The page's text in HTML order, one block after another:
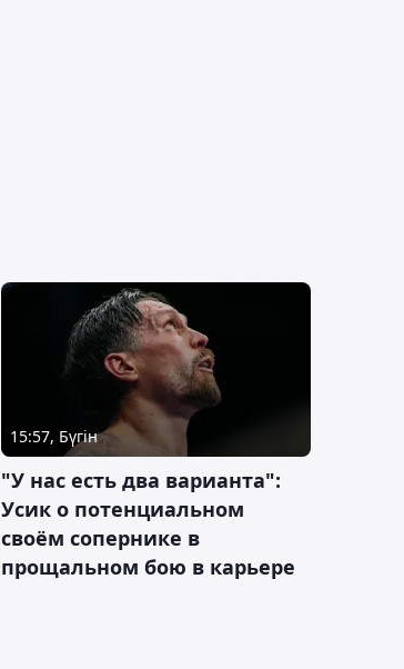
15:57, Бүгін
"У нас есть два варианта":
Усик о потенциальном
своём сопернике в
прощальном бою в карьере